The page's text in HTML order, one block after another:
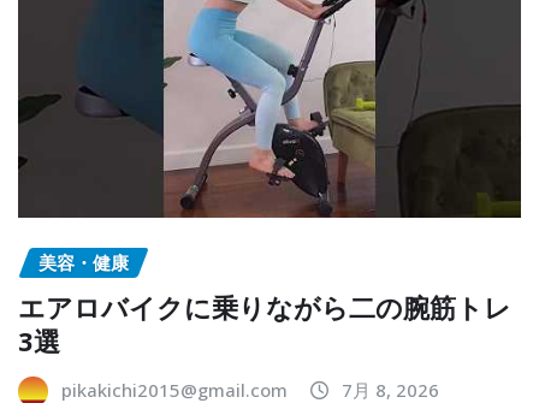
美容・健康
エアロバイクに乗りながら二の腕筋トレ
3選
pikakichi2015@gmail.com 7月 8, 2026